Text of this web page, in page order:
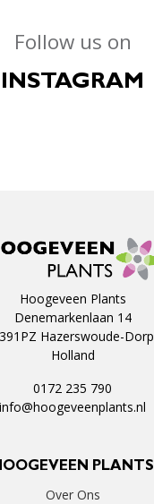
Follow us on
INSTAGRAM
Hoogeveen Plants
Denemarkenlaan 14
Hazerswoude-Dorp
Holland
0172 235 790
info@hoogeveenplants.nl
PLANTS
Over Ons